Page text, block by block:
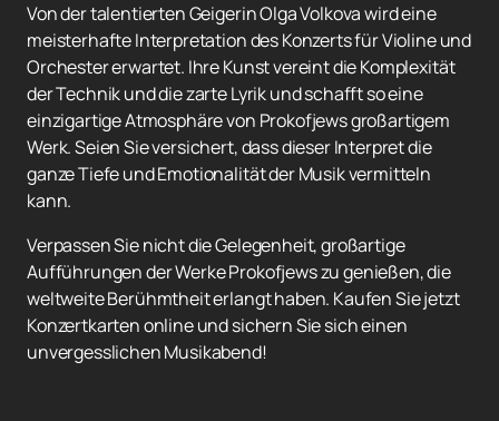
Von der talentierten Geigerin Olga Volkova wird eine
meisterhafte Interpretation des Konzerts für Violine und
Orchester erwartet. Ihre Kunst vereint die Komplexität
der Technik und die zarte Lyrik und schafft so eine
einzigartige Atmosphäre von Prokofjews großartigem
Werk. Seien Sie versichert, dass dieser Interpret die
ganze Tiefe und Emotionalität der Musik vermitteln
kann.
Verpassen Sie nicht die Gelegenheit, großartige
Aufführungen der Werke Prokofjews zu genießen, die
weltweite Berühmtheit erlangt haben. Kaufen Sie jetzt
Konzertkarten online und sichern Sie sich einen
unvergesslichen Musikabend!